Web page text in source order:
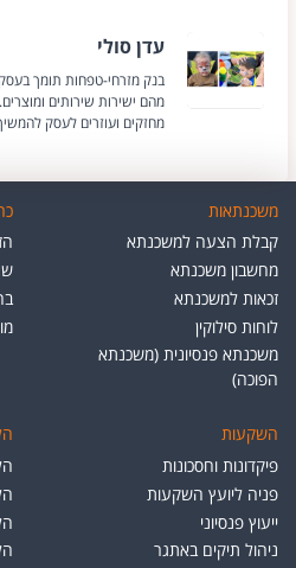
עדן סולי
בנק מזרחי-טפחות תומך
מהם ישירות שירותים
מחזקים ועוזרים לעסק
משכנתאות
קבלת הצעה למשכנתא
מחשבון משכנתא
זכאות למשכנתא
לוחות סילוקין
משכנתא פנסיונית (משכנתא
הפוכה)
השקעות
פיקדונות וחסכונות
פניה ליועץ השקעות
ייעוץ פנסיוני
ניהול תיקים באתגר